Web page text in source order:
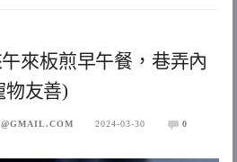
午來板煎早午餐，巷弄內
物友善)
2024-03-30 0